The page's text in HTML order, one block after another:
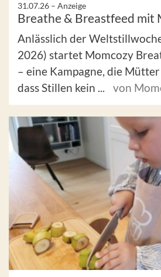
31.07.26 – Anzeige
Breathe & Breastfeed mit
Anlässlich der
2026) startet Momcozy
– eine Kampagne, die
dass Stillen kein ...
von